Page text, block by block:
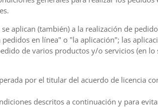
aplican (también) a la realización de
en línea" o "la aplicación"; las
de varios productos y/o servicios (en
por el titular del acuerdo de licencia
descritos a continuación y para